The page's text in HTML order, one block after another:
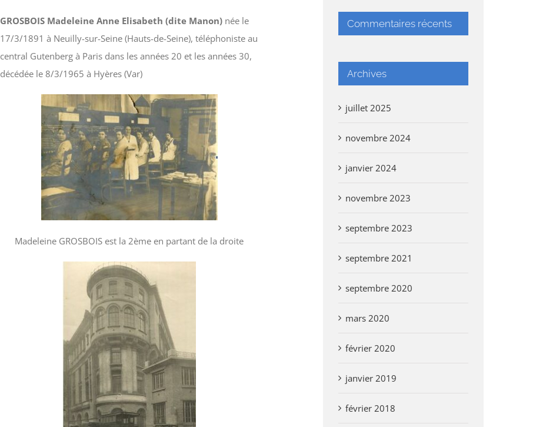
GROSBOIS Madeleine Anne Elisabeth (dite Manon) née le
17/3/1891 à Neuilly-sur-Seine (Hauts-de-Seine), téléphoniste au
central Gutenberg à Paris dans les années 20 et les années 30,
décédée le 8/3/1965 à Hyères (Var)
Madeleine GROSBOIS est la 2ème en partant de la droite
Commentaires récents
Archives
juillet 2025
novembre 2024
janvier 2024
novembre 2023
septembre 2023
septembre 2021
septembre 2020
mars 2020
février 2020
janvier 2019
février 2018